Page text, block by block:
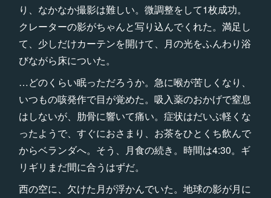
り、なかなか撮影は難しい。微調整をして1枚成功。
クレーターの影がちゃんと写り込んでくれた。満足し
て、少しだけカーテンを開けて、月の光をふんわり浴
びながら床についた。
…どのくらい眠っただろうか。急に喉が苦しくなり、
いつもの咳発作で目が覚めた。吸入薬のおかげで窒息
はしないが、肋骨に響いて痛い。症状はだいぶ軽くな
ったようで、すぐにおさまり、お茶をひとくち飲んで
からベランダへ。そう、月食の続き。時間は4:30。ギ
リギリまだ間に合うはずだ。
西の空に、欠けた月が浮かんでいた。地球の影が月に